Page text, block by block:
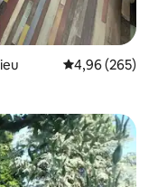
Prosječna
4,96 (265)